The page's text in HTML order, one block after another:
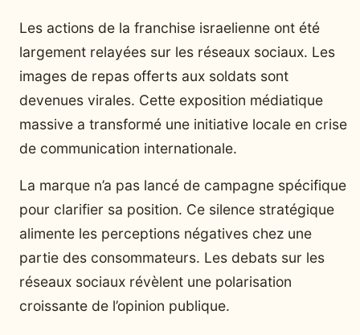
Les actions de la franchise israelienne ont été
largement relayées sur les réseaux sociaux. Les
images de repas offerts aux soldats sont
devenues virales. Cette exposition médiatique
massive a transformé une initiative locale en crise
de communication internationale.
La marque n’a pas lancé de campagne spécifique
pour clarifier sa position. Ce silence stratégique
alimente les perceptions négatives chez une
partie des consommateurs. Les debats sur les
réseaux sociaux révèlent une polarisation
croissante de l’opinion publique.